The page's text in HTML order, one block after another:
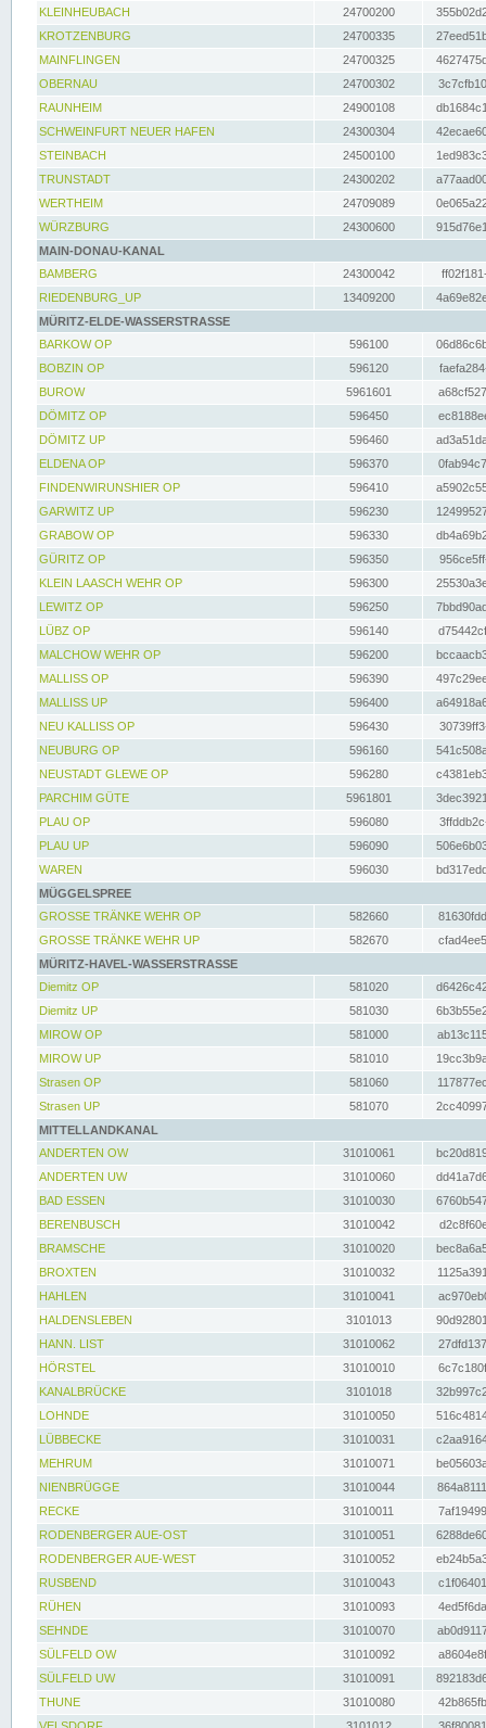
KLEINHEUBACH 24700200
KROTZENBURG
24700335
MAINFLINGEN
24700325
OBERNAU
24700302
RAUNHEIM
24900108
SCHWEINFURT NEUER HAFEN
24300304
STEINBACH
24500100
TRUNSTADT
24300202
WERTHEIM
24709089
WÜRZBURG
24300600
MAIN-DONAU-KANAL
BAMBERG
24300042
RIEDENBURG_UP
13409200
MÜRITZ-ELDE-WASSERSTRASSE
BARKOW OP
596100
BOBZIN OP
596120
BUROW
5961601
DÖMITZ OP
596450
DÖMITZ UP
596460
ELDENA OP
596370
FINDENWIRUNSHIER OP
596410
GARWITZ UP
596230
GRABOW OP
596330
GÜRITZ OP
596350
KLEIN LAASCH WEHR OP
596300
LEWITZ OP
596250
LÜBZ OP
596140
MALCHOW WEHR OP
596200
MALLISS OP
596390
MALLISS UP
596400
NEU KALLISS OP
596430
NEUBURG OP
596160
NEUSTADT GLEWE OP
596280
PARCHIM GÜTE
5961801
PLAU OP
596080
PLAU UP
596090
WAREN
596030
MÜGGELSPREE
GROSSE TRÄNKE WEHR OP
582660
GROSSE TRÄNKE WEHR UP
582670
MÜRITZ-HAVEL-WASSERSTRASSE
Diemitz OP
581020
Diemitz UP
581030
MIROW OP
581000
MIROW UP
581010
Strasen OP
581060
Strasen UP
581070
MITTELLANDKANAL
ANDERTEN OW
31010061
ANDERTEN UW
31010060
BAD ESSEN
31010030
BERENBUSCH
31010042
BRAMSCHE
31010020
BROXTEN
31010032
HAHLEN
31010041
HALDENSLEBEN
3101013
HANN. LIST
31010062
HÖRSTEL
31010010
KANALBRÜCKE
3101018
LOHNDE
31010050
LÜBBECKE
31010031
MEHRUM
31010071
NIENBRÜGGE
31010044
RECKE
31010011
RODENBERGER AUE-OST
31010051
RODENBERGER AUE-WEST
31010052
RUSBEND
31010043
RÜHEN
31010093
SEHNDE
31010070
SÜLFELD OW
31010092
SÜLFELD UW
31010091
THUNE
31010080